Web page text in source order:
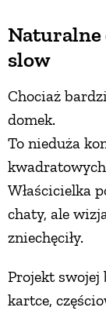
Naturalne
slow
Chociaż
domek.
To nieduża
Właścicielka
chaty, ale
zniechęciły.
Projekt swojej
kartce,